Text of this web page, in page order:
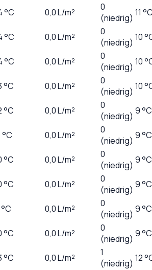
°C 0,0L/m²
0
(niedrig) 11
°C 0,0L/m²
0
(niedrig) 10
°C 0,0L/m²
0
(niedrig) 10
°C 0,0L/m²
0
(niedrig) 10
°C 0,0L/m²
0
(niedrig) 9 °C
°C 0,0L/m²
0
(niedrig) 9 °C
°C 0,0L/m²
0
(niedrig) 9 °C
°C 0,0L/m²
0
(niedrig) 9 °C
°C 0,0L/m²
0
(niedrig) 9 °C
°C 0,0L/m²
0
(niedrig) 9 °C
°C 0,0L/m²
1
(niedrig) 12